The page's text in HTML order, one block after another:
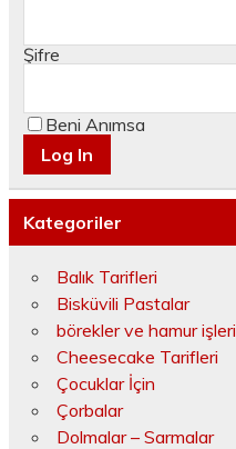
Şifre
Beni Anımsa
Kategoriler
Balık Tarifleri
Bisküvili Pastalar
börekler ve hamur işleri
Cheesecake Tarifleri
Çocuklar İçin
Çorbalar
Dolmalar – Sarmalar